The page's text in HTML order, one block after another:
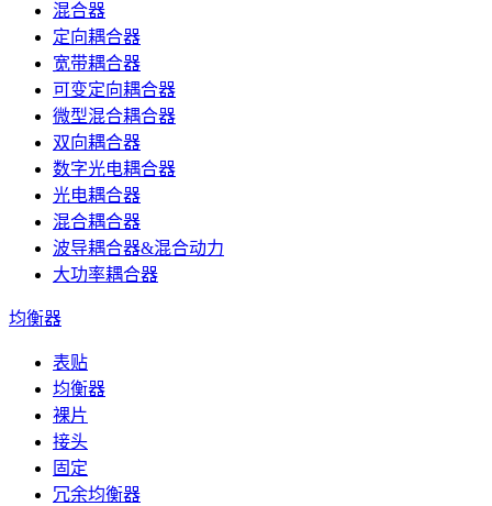
混合器
定向耦合器
宽带耦合器
可变定向耦合器
微型混合耦合器
双向耦合器
数字光电耦合器
光电耦合器
混合耦合器
波导耦合器&混合动力
大功率耦合器
均衡器
表贴
均衡器
裸片
接头
固定
冗余均衡器